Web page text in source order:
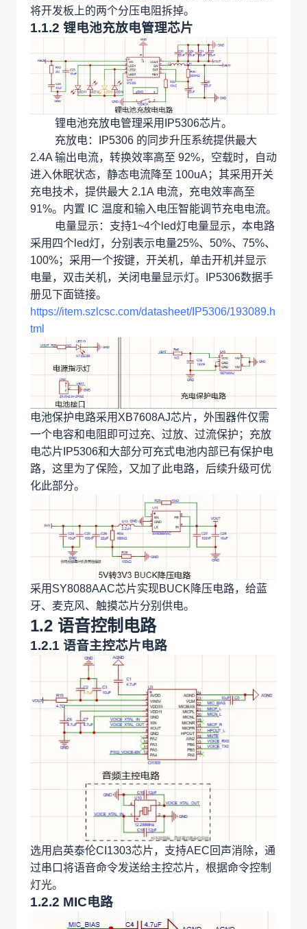
将开发板上的两个分压电阻拆掉。
1.1.2 锂电池充放电管理芯片
锂电池充放电管理采用IP5306芯片。
充放电：IP5306 的同步升压系统提供最大
2.4A 输出电流，转换效率高至 92%，空载时，自动
进入休眠状态，静态电流降至 100uA；其采用开关
充电技术，提供最大 2.1A 电流，充电效率高至
91%。内置 IC 温度和输入电压智能调节充电电流。
电量显示：支持1~4个led灯电量显示，本电路
采用四个led灯，分别表示电量25%、50%、75%、
100%；采用一个按键，开关机，单击开机并显示
电量，双击关机，关闭电量显示灯。IP5306数据手
册见下面链接。
https://item.szlcsc.com/datasheet/IP5306/193089.h
tml
电池保护电路采用XB7608AJ芯片，外围器件仅需
一个电容和电阻即可过充、过放、过流保护；充放
电芯片IP5306和大部分可充式电池内部已有保护电
路，这里为了保险，又加了此电路，后续升级可优
化此部分。
采用SY8088AAC芯片实现BUCK降压电路，给蓝
牙、麦克风、触摸芯片分别供电。
1.2 语音控制电路
1.2.1 语音主控芯片电路
选用启英泰伦CI1303芯片，支持AEC回声消除，通
过串口将语音命令发送给主控芯片，根据命令控制
灯光。
1.2.2 MIC电路